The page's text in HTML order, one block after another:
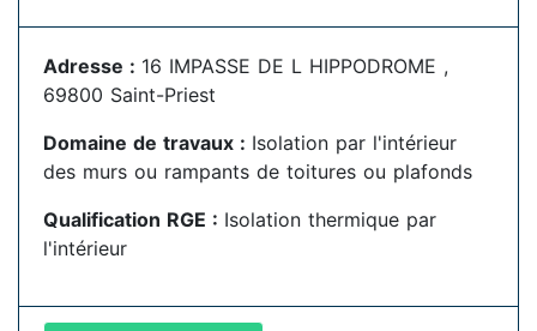
Adresse : 16 IMPASSE DE L HIPPODROME ,
69800 Saint-Priest
Domaine de travaux : Isolation par l'intérieur
des murs ou rampants de toitures ou plafonds
Qualification RGE : Isolation thermique par
l'intérieur